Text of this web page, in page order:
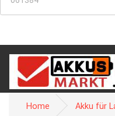
Home
Akku für